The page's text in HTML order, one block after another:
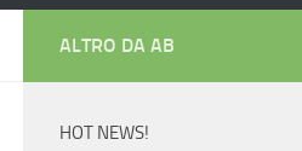
ALTRO DA AB
HOT NEWS!